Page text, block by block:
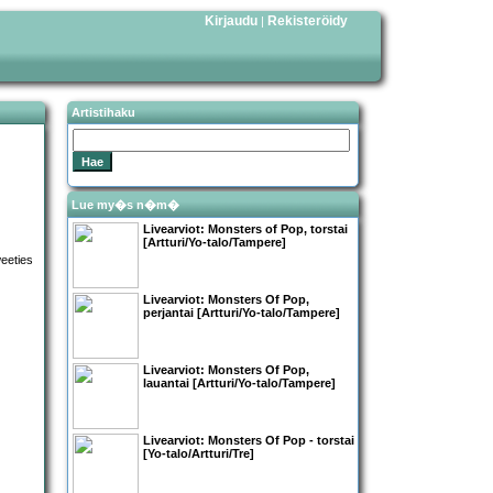
Kirjaudu | Rekisteröidy
Artistihaku
Lue my�s n�m�
Livearviot: Monsters of Pop, torstai
[Artturi/Yo-talo/Tampere]
Livearviot: Monsters Of Pop,
perjantai [Artturi/Yo-talo/Tampere]
Livearviot: Monsters Of Pop,
lauantai [Artturi/Yo-talo/Tampere]
Livearviot: Monsters Of Pop - torstai
[Yo-talo/Artturi/Tre]